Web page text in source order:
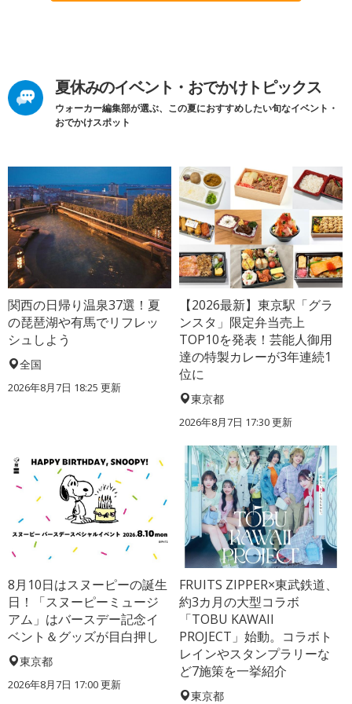
夏休みのイベント・おでかけトピックス
ウォーカー編集部が選ぶ、この夏におすすめしたい旬なイベント・
おでかけスポット
関西の日帰り温泉37選！夏
の琵琶湖や有馬でリフレッ
シュしよう
全国
2026年8月7日 18:25 更新
【2026最新】東京駅「グラ
ンスタ」限定弁当売上
TOP10を発表！芸能人御用
達の特製カレーが3年連続1
位に
東京都
2026年8月7日 17:30更新
8月10日はスヌーピーの誕生
日！「スヌーピーミュージ
アム」はバースデー記念イ
ベント＆グッズが目白押し
東京都
2026年8月7日 17:00更新
FRUITS ZIPPER×東武鉄道、
約3カ月の大型コラボ
「TOBU KAWAII
PROJECT」始動。コラボト
レインやスタンプラリーな
ど7施策を一挙紹介
東京都